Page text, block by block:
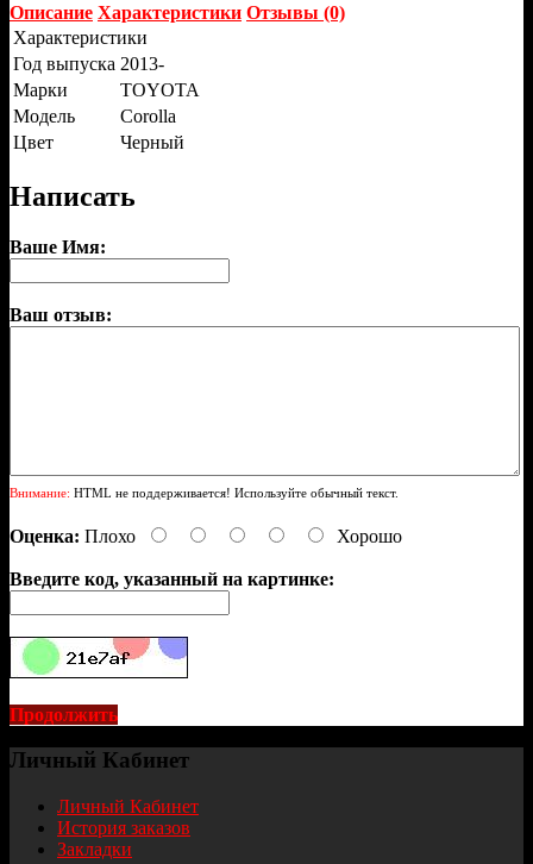
Описание Характеристики Отзывы (0)
Характеристики
Год выпуска 2013-
Марки
TOYOTA
Модель
Corolla
Цвет
Черный
Написать
Ваше Имя:
Ваш отзыв:
Внимание: HTML не поддерживается! Используйте обычный текст.
Оценка: Плохо Хорошо
Введите код, указанный на картинке:
Продолжить
Личный Кабинет
Личный Кабинет
История заказов
Закладки